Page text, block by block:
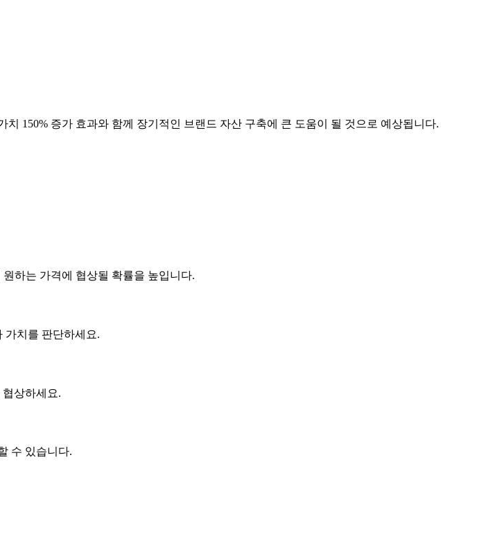
치 150% 증가 효과와 함께 장기적인 브랜드 자산 구축에 큰 도움이 될 것으로 예상됩니다.
하는 가격에 협상될 확률을 높입니다.
가치를 판단하세요.
상하세요.
수 있습니다.